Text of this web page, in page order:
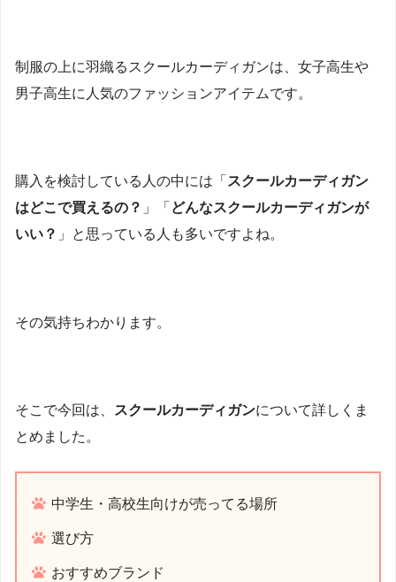
制服の上に羽織るスクールカーディガンは、女子高生や
男子高生に人気のファッションアイテムです。
購入を検討している人の中には「 スクールカーディガン
はどこで買えるの ？ 」「 どんなスクールカーディガンが
いい？ 」と思っている人も多いですよね。
その気持ちわかります。
そこで今回は、 スクールカーディガンについて詳しくま
とめました。
中学生・高校生向けが売ってる場所
選び方
おすすめブランド